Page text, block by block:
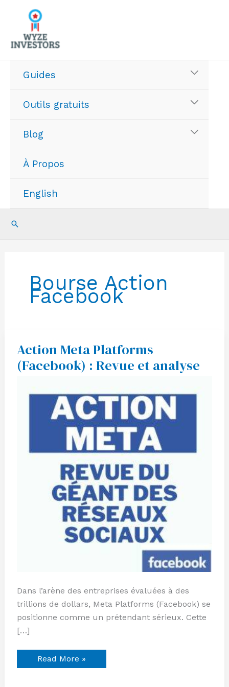
contenu
Guides
Outils gratuits
Blog
À Propos
English
Recherche
Bourse Action
Facebook
Action Meta Platforms
(Facebook) : Revue et analyse
Dans l’arène des entreprises évaluées à des
trillions de dollars, Meta Platforms (Facebook) se
positionne comme un prétendant sérieux. Cette
[…]
Action
Meta
Platforms
(Facebook)
et
analyse
Read More »